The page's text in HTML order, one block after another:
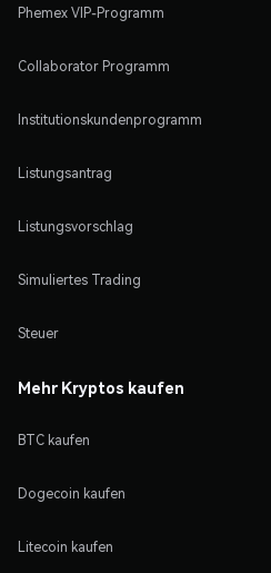
Phemex VIP-Programm
Collaborator Programm
Institutionskundenprogramm
Listungsantrag
Listungsvorschlag
Simuliertes Trading
Steuer
Mehr Kryptos kaufen
BTC kaufen
Dogecoin kaufen
Litecoin kaufen